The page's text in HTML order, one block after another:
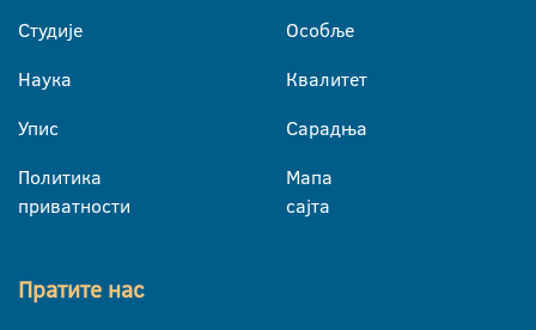
Студије
Наука
Упис
Политика
приватности
Особље
Квалитет
Сарадња
Мапа
сајта
Пратите нас